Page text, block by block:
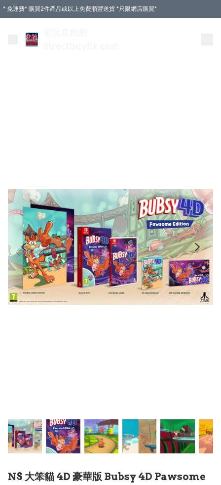
* 免運費* 購買2件產品或以上免費順豐送貨 *只限網店購買*
NS 大笨貓 4D 豪華版 Bubsy 4D Pawsome